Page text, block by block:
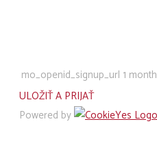
mo_openid_signup_url 1 month
ULOŽIŤ A PRIJAŤ
Powered by